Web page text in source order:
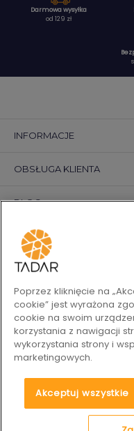
Darmowa wysyłka
od 129 zł
INFORMACJE
OBSŁUGA KLIENTA
BLOG
KONTAKT
Poprzez kliknięcie na
cookie” jest wyrażona
cookie na swoim
korzystania z nawigacji
wykorzystania strony i
marketingowych.
Akceptuj wszystkie